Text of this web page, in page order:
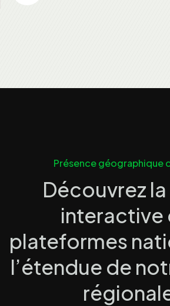
Présence géographique
Découvrez
interactive
plateformes
l’étendue de